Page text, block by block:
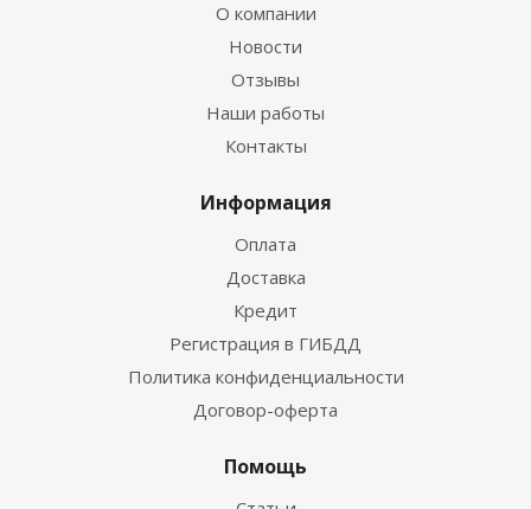
О компании
Новости
Отзывы
Наши работы
Контакты
Информация
Оплата
Доставка
Кредит
Регистрация в ГИБДД
Политика конфиденциальности
Договор-оферта
Помощь